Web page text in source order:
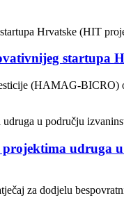
startupa
(HAMAG-
za dodjelu